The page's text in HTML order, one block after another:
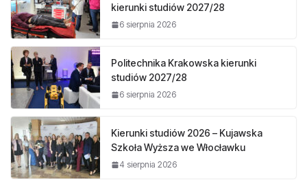
kierunki studiów 2027/28
6 sierpnia 2026
Politechnika Krakowska kierunki
studiów 2027/28
6 sierpnia 2026
Kierunki studiów 2026 – Kujawska
Szkoła Wyższa we Włocławku
4 sierpnia 2026